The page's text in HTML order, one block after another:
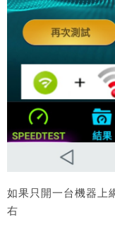
如果只開一台機器
右